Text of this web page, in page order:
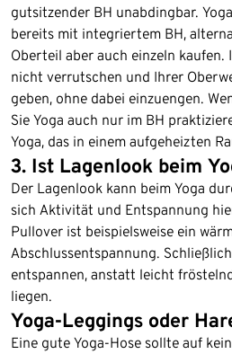
gutsitzender BH unabdingbar.
bereits mit integriertem BH,
Oberteil aber auch einzeln kaufen.
nicht verrutschen und Ihrer
geben, ohne dabei einzuengen.
Sie Yoga auch nur im BH
Yoga, das in einem aufgeheizten
3. Ist Lagenlook beim
Der Lagenlook kann beim Yoga
sich Aktivität und Entspannung
Pullover ist beispielsweise ein
Abschlussentspannung.
entspannen, anstatt leicht
liegen.
Yoga-Leggings oder
Eine gute Yoga-Hose sollte auf